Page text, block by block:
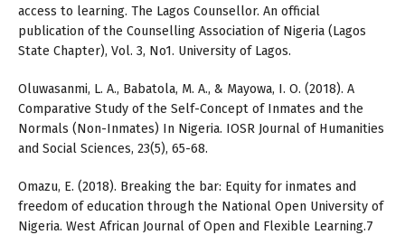
access to learning. The Lagos Counsellor. An official
publication of the Counselling Association of Nigeria (Lagos
State Chapter), Vol. 3, No1. University of Lagos.
Oluwasanmi, L. A., Babatola, M. A., & Mayowa, I. O. (2018). A
Comparative Study of the Self-Concept of Inmates and the
Normals (Non-Inmates) In Nigeria. IOSR Journal of Humanities
and Social Sciences, 23(5), 65-68.
Omazu, E. (2018). Breaking the bar: Equity for inmates and
freedom of education through the National Open University of
Nigeria. West African Journal of Open and Flexible Learning.7